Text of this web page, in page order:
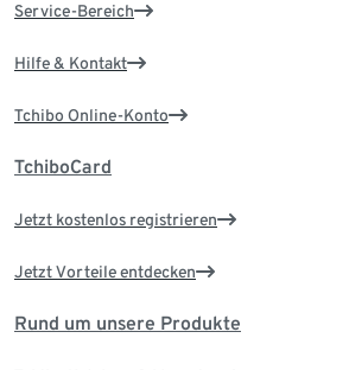
Service-Bereich
Hilfe & Kontakt
Tchibo Online-Konto
TchiboCard
Jetzt kostenlos registrieren
Jetzt Vorteile entdecken
Rund um unsere Produkte